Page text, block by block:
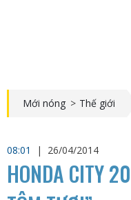
Mới nóng > Thế giới
08:01
| 26/04/2014
HONDA CITY